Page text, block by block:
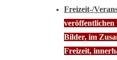
Freizeit-/
veröffentlichen
Bilder, im
Freizeit,